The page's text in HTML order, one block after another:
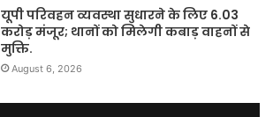
यूपी परिवहन व्यवस्था सुधारने के लिए 6.03
करोड़ मंजूर; थानों को मिलेगी कबाड़ वाहनों से
मुक्ति.
August 6, 2026